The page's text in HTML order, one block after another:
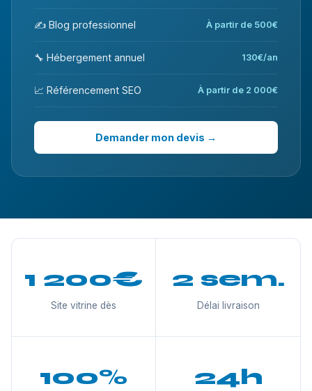
✍️ Blog professionnel À partir de 500€
🔧 Hébergement annuel 130€/an
📈 Référencement SEO À partir de 2 000€
Demander mon devis →
1 200€
Site vitrine dès
2 sem.
Délai livraison
100% 24h